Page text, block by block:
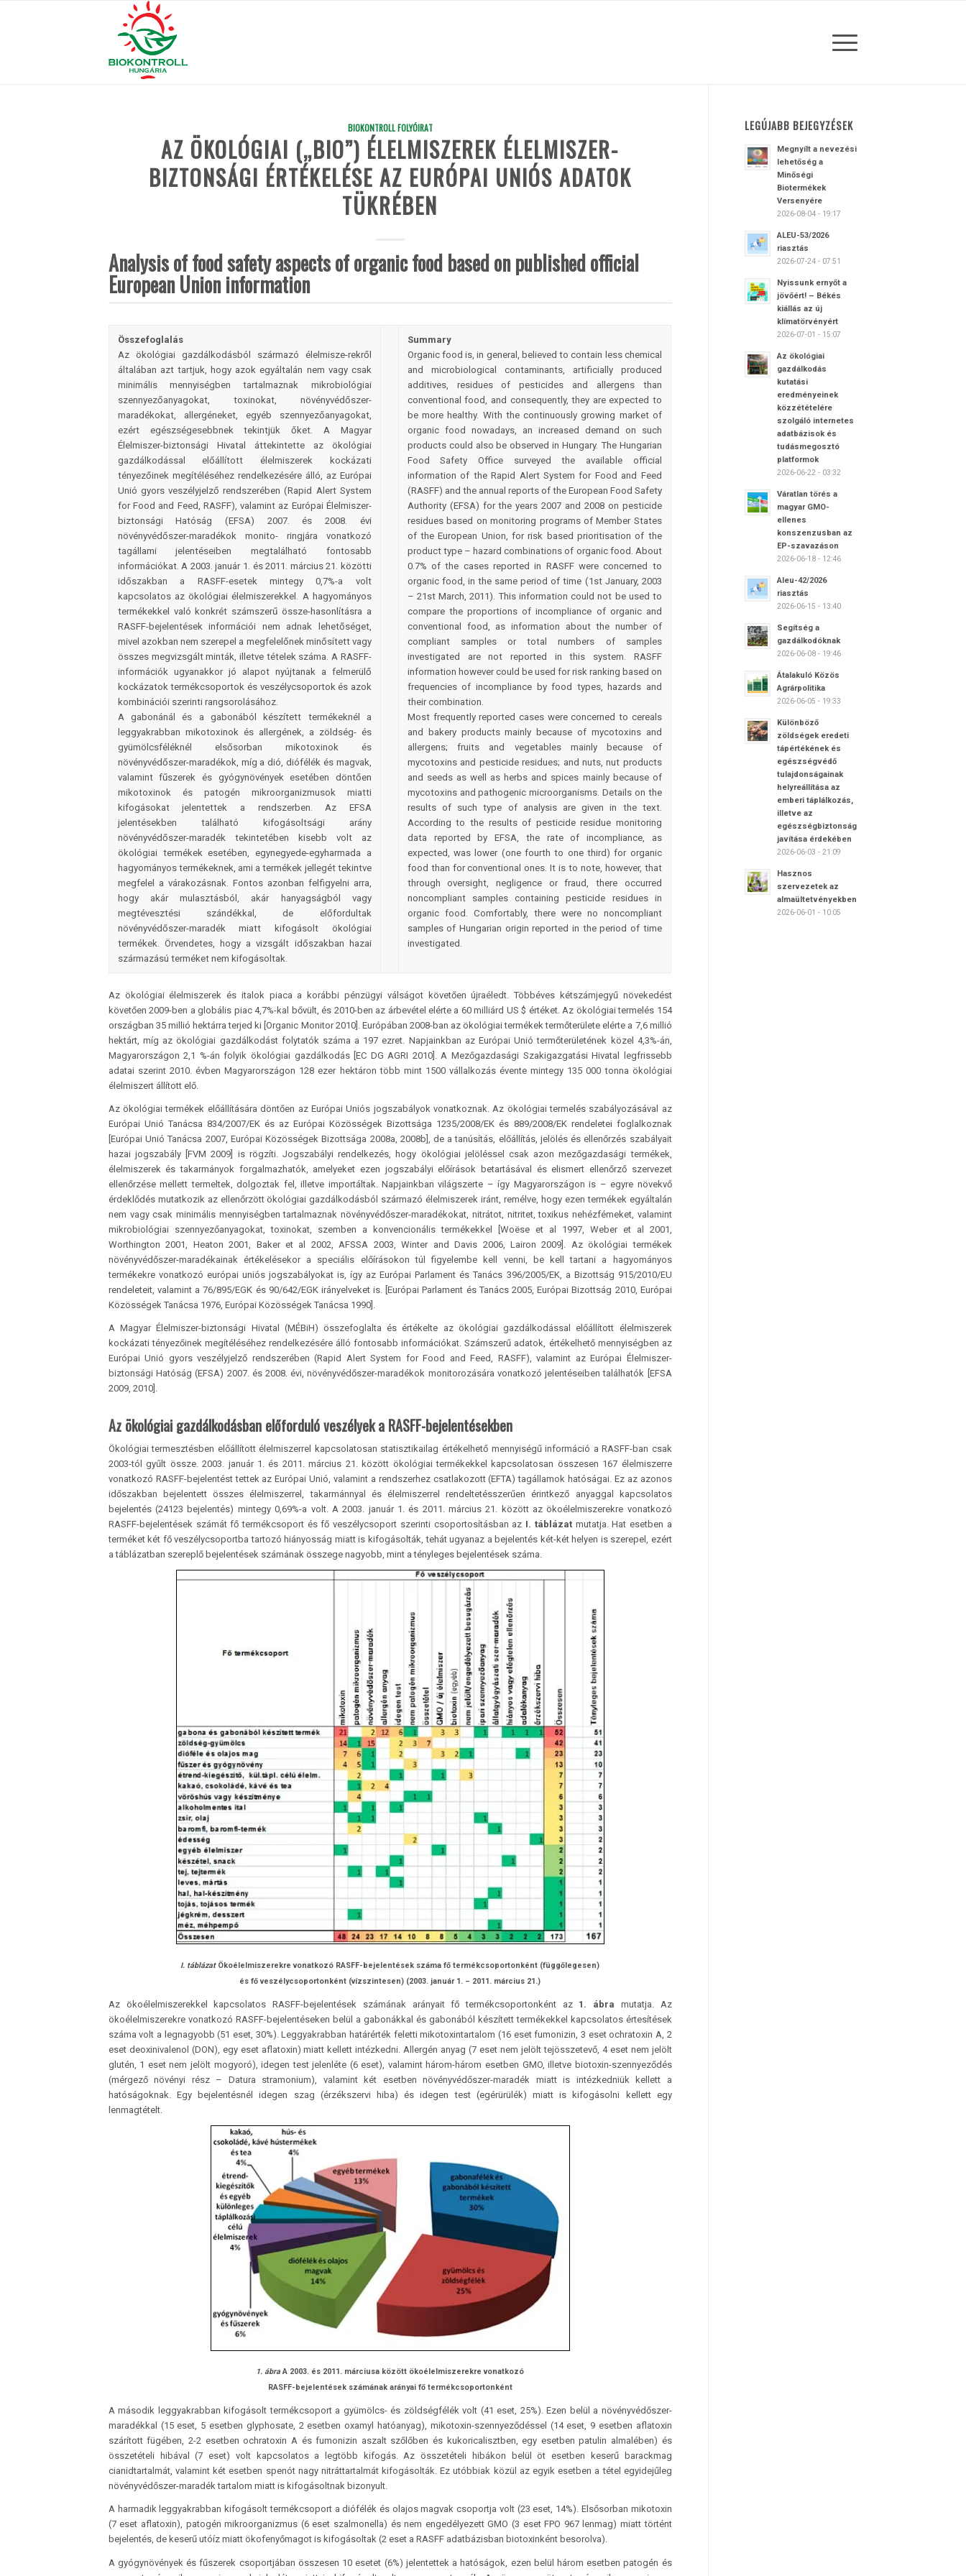
BIOKONTROLL FOLYÓIRAT
AZ ÖKOLÓGIAI („BIO”) ÉLELMISZEREK ÉLELMISZER-
BIZTONSÁGI ÉRTÉKELÉSE AZ EURÓPAI UNIÓS ADATOK
TÜKRÉBEN
Analysis of food safety aspects of organic food based on published official
European Union information
Összefoglalás
Az ökológiai gazdálkodásból származó élelmisze-rekről
általában azt tartjuk, hogy azok egyáltalán nem vagy csak
minimális mennyiségben tartalmaznak mikrobiológiai
szennyezőanyagokat, toxinokat, növényvédőszer-
maradékokat, allergéneket, egyéb szennyezőanyagokat,
ezért egészségesebbnek tekintjük őket. A Magyar
Élelmiszer-biztonsági Hivatal áttekintette az ökológiai
gazdálkodással előállított élelmiszerek kockázati
tényezőinek megítéléséhez rendelkezésére álló, az Európai
Unió gyors veszélyjelző rendszerében (Rapid Alert System
for Food and Feed, RASFF), valamint az Európai Élelmiszer-
biztonsági Hatóság (EFSA) 2007. és 2008. évi
növényvédőszer-maradékok monito- ringjára vonatkozó
tagállami jelentéseiben megtalálható fontosabb
információkat. A 2003. január 1. és 2011. március 21. közötti
időszakban a RASFF-esetek mintegy 0,7%-a volt
kapcsolatos az ökológiai élelmiszerekkel. A hagyományos
termékekkel való konkrét számszerű össze-hasonlításra a
RASFF-bejelentések információi nem adnak lehetőséget,
mivel azokban nem szerepel a megfelelőnek minősített vagy
összes megvizsgált minták, illetve tételek száma. A RASFF-
információk ugyanakkor jó alapot nyújtanak a felmerülő
kockázatok termékcsoportok és veszélycsoportok és azok
kombinációi szerinti rangsorolásához.
A gabonánál és a gabonából készített termékeknél a
leggyakrabban mikotoxinok és allergének, a zöldség- és
gyümölcsféléknél elsősorban miko­toxinok és
növényvédőszer-maradékok, míg a dió, diófélék és magvak,
valamint fűszerek és gyógynövények esetében döntően
mikotoxinok és patogén mikroorganizmusok miatti
kifogásokat jelentettek a rendszerben. Az EFSA
jelentésekben található kifogásoltsági arány
növényvédőszer-maradék tekintetében kisebb volt az
ökológiai termékek esetében, egynegyede-egyharmada a
hagyományos termékeknek, ami a termékek jellegét tekintve
megfelel a várakozásnak. Fontos azonban felfigyelni arra,
hogy akár mulasztásból, akár hanyagságból vagy
megtévesztési szándékkal, de előfordultak
növényvédőszer-maradék miatt kifogásolt ökológiai
termékek. Örvendetes, hogy a vizsgált időszakban hazai
származású terméket nem kifogásoltak.
Summary
Organic food is, in general, believed to contain less chemical
and microbiological contaminants, artificially produced
additives, residues of pesticides and allergens than
conventional food, and consequently, they are expected to
be more healthy. With the continuously growing market of
organic food nowadays, an increased demand on such
products could also be observed in Hungary. The Hungarian
Food Safety Office surveyed the available official
information of the Rapid Alert System for Food and Feed
(RASFF) and the annual reports of the European Food Safety
Authority (EFSA) for the years 2007 and 2008 on pesticide
residues based on monitoring programs of Member States
of the European Union, for risk based prioritisation of the
product type – hazard combinations of organic food. About
0.7% of the cases reported in RASFF were concerned to
organic food, in the same period of time (1st January, 2003
– 21st March, 2011). This information could not be used to
compare the proportions of incompliance of organic and
conventional food, as information about the number of
compliant samples or total numbers of samples
investigated are not reported in this system. RASFF
information however could be used for risk ranking based on
frequencies of incompliance by food types, hazards and
their combination.
Most frequently reported cases were concerned to cereals
and bakery products mainly because of mycotoxins and
allergens; fruits and vegetables mainly because of
mycotoxins and pesticide residues; and nuts, nut products
and seeds as well as herbs and spices mainly because of
mycotoxins and pathogenic microorganisms. Details on the
results of such type of analysis are given in the text.
According to the results of pesticide residue monitoring
data reported by EFSA, the rate of incompliance, as
expected, was lower (one fourth to one third) for organic
food than for conventional ones. It is to note, however, that
through oversight, negligence or fraud, there occurred
noncompliant samples containing pesticide residues in
organic food. Comfortably, there were no noncompliant
samples of Hungarian origin reported in the period of time
investigated.
Az ökológiai élelmiszerek és italok piaca a korábbi pénzügyi válságot követően újraéledt. Többéves kétszámjegyű növekedést
követően 2009-ben a globális piac 4,7%-kal bővült, és 2010-ben az árbevétel elérte a 60 milliárd US $ értéket. Az ökológiai termelés 154
országban 35 millió hektárra terjed ki [Organic Monitor 2010]. Európában 2008-ban az ökológiai termékek termőterülete elérte a 7,6 millió
hektárt, míg az ökológiai gazdálkodást folytatók száma a 197 ezret. Napjainkban az Európai Unió termőterületének közel 4,3%-án,
Magyarországon 2,1 %-án folyik ökológiai gazdálkodás [EC DG AGRI 2010]. A Mezőgazdasági Szakigazgatási Hivatal legfrissebb
adatai szerint 2010. évben Magyarországon 128 ezer hektáron több mint 1500 vállalkozás évente mintegy 135 000 tonna ökológiai
élelmiszert állított elő.
Az ökológiai termékek előállítására döntően az Európai Uniós jogszabályok vonatkoznak. Az ökológiai termelés szabályozásával az
Európai Unió Tanácsa 834/2007/EK és az Európai Közösségek Bizottsága 1235/2008/EK és 889/2008/EK rendeletei foglalkoznak
[Európai Unió Tanácsa 2007, Európai Közösségek Bizottsága 2008a, 2008b], de a tanúsítás, előállítás, jelölés és ellenőrzés szabályait
hazai jogszabály [FVM 2009] is rögzíti. Jogszabályi rendelkezés, hogy ökológiai jelöléssel csak azon mezőgazdasági termékek,
élelmiszerek és takarmányok forgalmazhatók, amelyeket ezen jogszabályi előírások betartásával és elismert ellenőrző szervezet
ellenőrzése mellett termeltek, dolgoztak fel, illetve importáltak. Napjainkban világszerte – így Magyarországon is – egyre növekvő
érdeklődés mutatkozik az ellenőrzött ökológiai gazdálkodásból származó élelmiszerek iránt, remélve, hogy ezen termékek egyáltalán
nem vagy csak minimális mennyiségben tartalmaznak növényvédőszer-maradékokat, nitrátot, nitritet, toxikus nehézfémeket, valamint
mikrobiológiai szennyezőanyagokat, toxinokat, szemben a konvencionális termékekkel [Woëse et al 1997, Weber et al 2001,
Worthington 2001, Heaton 2001, Baker et al 2002, AFSSA 2003, Winter and Davis 2006, Lairon 2009]. Az ökológiai termékek
növényvédőszer-maradékainak értékelésekor a speciális előírásokon túl figyelembe kell venni, be kell tartani a hagyományos
termékekre vonatkozó európai uniós jogszabályokat is, így az Európai Parlament és Tanács 396/2005/EK, a Bizottság 915/2010/EU
rendeleteit, valamint a 76/895/EGK és 90/642/EGK irányelveket is. [Európai Parlament és Tanács 2005, Európai Bizottság 2010, Európai
Közösségek Tanácsa 1976, Európai Közösségek Tanácsa 1990].
A Magyar Élelmiszer-biztonsági Hivatal (MÉBiH) összefoglalta és értékelte az ökológiai gazdálkodással előállított élelmiszerek
kockázati tényezőinek megítéléséhez rendelkezésére álló fontosabb információkat. Számszerű adatok, értékelhető mennyiségben az
Európai Unió gyors veszélyjelző rendszerében (Rapid Alert System for Food and Feed, RASFF), valamint az Európai Élelmiszer-
biztonsági Hatóság (EFSA) 2007. és 2008. évi, növényvédőszer-maradékok monitorozására vonatkozó jelentéseiben találhatók [EFSA
2009, 2010].
Az ökológiai gazdálkodásban előforduló veszélyek a RASFF-bejelentésekben
Ökológiai termesztésben előállított élelmiszerrel kapcsolatosan statisztikailag értékelhető mennyiségű információ a RASFF-ban csak
2003-tól gyűlt össze. 2003. január 1. és 2011. március 21. között ökológiai termékekkel kapcsolatosan összesen 167 élelmiszerre
vonatkozó RASFF-bejelentést tettek az Európai Unió, valamint a rendszerhez csatlakozott (EFTA) tagállamok hatóságai. Ez az azonos
időszakban bejelentett összes élelmiszerrel, takarmánnyal és élelmiszerrel rendeltetésszerűen érintkező anyaggal kapcsolatos
bejelentés (24123 bejelentés) mintegy 0,69%-a volt. A 2003. január 1. és 2011. március 21. között az öko­élelmiszerekre vonatkozó
RASFF-bejelentések számát fő termékcsoport és fő veszélycsoport szerinti csoportosításban az I. táblázat mutatja. Hat esetben a
terméket két fő veszélycsoportba tartozó hiányosság miatt is kifogásolták, tehát ugyanaz a bejelentés két-két helyen is szerepel, ezért
a táblázatban szereplő bejelentések számának összege nagyobb, mint a tényleges bejelentések száma.
I. táblázat Ökoélelmiszerekre vonatkozó RASFF-bejelentések száma fő termékcsoportonként (függőlegesen)
és fő veszélycsoportonként (vízszintesen) (2003. január 1. – 2011. március 21.)
Az ökoélelmiszerekkel kapcsolatos RASFF-be­jelen­tések számának arányait fő termékcsoportonként az 1. ábra mutatja. Az
ökoélelmiszerekre vonatkozó RASFF-bejelentéseken belül a gabonákkal és gabonából készített termékekkel kapcsolatos értesítések
száma volt a legnagyobb (51 eset, 30%). Leggyakrabban határérték feletti mikotoxintartalom (16 eset fumonizin, 3 eset ochratoxin A, 2
eset deoxinivalenol (DON), egy eset aflatoxin) miatt kellett intézkedni. Allergén anyag (7 eset nem jelölt tejösszetevő, 4 eset nem jelölt
glutén, 1 eset nem jelölt mogyoró), idegen test jelenléte (6 eset), valamint három-három esetben GMO, illetve biotoxin-szennyeződés
(mérgező növényi rész – Datura stramonium), valamint két esetben növényvédőszer-maradék miatt is intézkedniük kellett a
hatóságoknak. Egy bejelentésnél idegen szag (érzékszervi hiba) és idegen test (egérürülék) miatt is kifogásolni kellett egy
lenmagtételt.
1. ábraA 2003. és 2011. márciusa között öko­élelmiszerekre vonatkozó
RASFF-bejelentések számának arányai fő termékcsoportonként
A második leggyakrabban kifogásolt termékcsoport a gyümölcs- és zöldségfélék volt (41 eset, 25%). Ezen belül a növényvédőszer-
maradékkal (15 eset, 5 esetben glyphosate, 2 esetben oxamyl hatóanyag), mikotoxin-szennyeződéssel (14 eset, 9 esetben afla­toxin
szárított fügében, 2-2 esetben ochratoxin A és fumonizin aszalt szőlőben és kukoricalisztben, egy esetben patulin almalében) és
összetételi hibával (7 eset) volt kapcsolatos a legtöbb kifogás. Az összetételi hibákon belül öt esetben keserű barackmag
cianidtartalmát, valamint két esetben spenót nagy nitráttartalmát kifogásolták. Ez utóbbiak közül az egyik esetben a tétel egyidejűleg
növényvédőszer-maradék tartalom miatt is kifogásoltnak bizonyult.
A harmadik leggyakrabban kifogásolt termékcsoport a diófélék és olajos magvak csoportja volt (23 eset, 14%). Elsősorban mikotoxin
(7 eset aflatoxin), patogén mikroorganizmus (6 eset szalmonella) és nem engedélyezett GMO (3 eset FPO 967 lenmag) miatt történt
bejelentés, de keserű utóíz miatt ökofenyőmagot is kifogásoltak (2 eset a RASFF adatbázisban biotoxinként besorolva).
A gyógynövények és fűszerek csoportjában összesen 10 esetet (6%) jelentettek a hatóságok, ezen belül három esetben patogén és
LEGÚJABB BEJEGYZÉSEK
Megnyílt a nevezési
lehetőség a
Minőségi
Biotermékek
Versenyére
2026-08-04 - 19:17
ALEU-53/2026
riasztás
2026-07-24 - 07:51
Nyissunk ernyőt a
jövőért! – Békés
kiállás az új
klímatörvényért
2026-07-01 - 15:07
Az ökológiai
gazdálkodás
kutatási
eredményeinek
közzétételére
szolgáló internetes
adatbázisok és
tudásmegosztó
platformok
2026-06-22 - 03:32
Váratlan törés a
magyar GMO-
ellenes
konszenzusban az
EP-szavazáson
2026-06-18 - 12:46
Aleu-42/2026
riasztás
2026-06-15 - 13:40
Segítség a
gazdálkodóknak
2026-06-08 - 19:46
Átalakuló Közös
Agrárpolitika
2026-06-05 - 19:33
Különböző
zöldségek eredeti
tápértékének és
egészségvédő
tulajdonságainak
helyreállítása az
emberi táplálkozás,
illetve az
egészségbiztonság
javítása érdekében
2026-06-03 - 21:09
Hasznos
szervezetek az
almaültetvényekben
2026-06-01 - 10:05